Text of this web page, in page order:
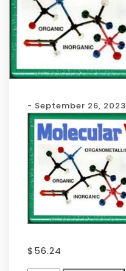
- September 26, 2023
$56.24